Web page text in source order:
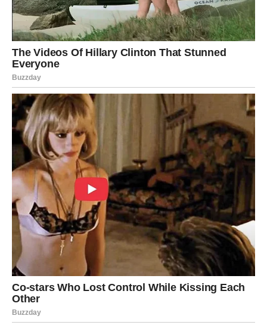
Posebno se izdvajaju Ribe, Strijelac i Lav, kojima naredni
period donosi preokrete koji mogu promijeniti pogled na
budućnost. Ipak, svaki znak dobija priliku da vrati dio
sebe, svoje sreće ili svojih snova koje je nekada smatrao
izgubljenim.
Najljepše od svega jeste to što ono što dolazi neće biti
isto kao prije. Biće mnogo bolje.